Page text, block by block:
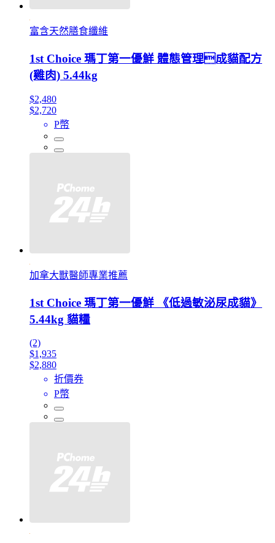
富含天然膳食纖維
1st Choice 瑪丁第一優鮮 體態管理成貓配方
(雞肉) 5.44kg
$2,480
$2,720
P幣
加拿大獸醫師專業推薦
1st Choice 瑪丁第一優鮮 《低過敏泌尿成貓》
5.44kg 貓糧
(2)
$1,935
$2,880
折價券
P幣